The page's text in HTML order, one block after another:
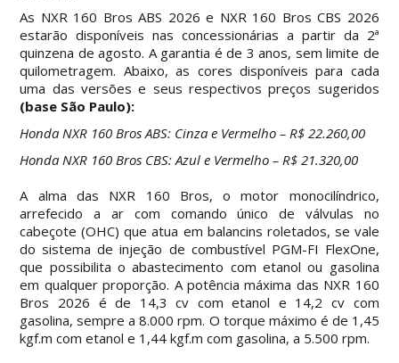
As NXR 160 Bros ABS 2026 e NXR 160 Bros CBS 2026
estarão disponíveis nas concessionárias a partir da 2ª
quinzena de agosto. A garantia é de 3 anos, sem limite de
quilometragem. Abaixo, as cores disponíveis para cada
uma das versões e seus respectivos preços sugeridos
(base São Paulo):
Honda NXR 160 Bros ABS: Cinza e Vermelho – R$ 22.260,00
Honda NXR 160 Bros CBS: Azul e Vermelho – R$ 21.320,00
A alma das NXR 160 Bros, o motor monocilíndrico,
arrefecido a ar com comando único de válvulas no
cabeçote (OHC) que atua em balancins roletados, se vale
do sistema de injeção de combustível PGM-FI FlexOne,
que possibilita o abastecimento com etanol ou gasolina
em qualquer proporção. A potência máxima das NXR 160
Bros 2026 é de 14,3 cv com etanol e 14,2 cv com
gasolina, sempre a 8.000 rpm. O torque máximo é de 1,45
kgf.m com etanol e 1,44 kgf.m com gasolina, a 5.500 rpm.